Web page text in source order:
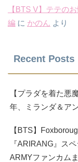
【BTS V】テテの
編 に かのん より
Recent Posts
【プラダを着た悪
年、ミランダ＆ア
【BTS】
『ARIRANG』ス
ARMYファンカム